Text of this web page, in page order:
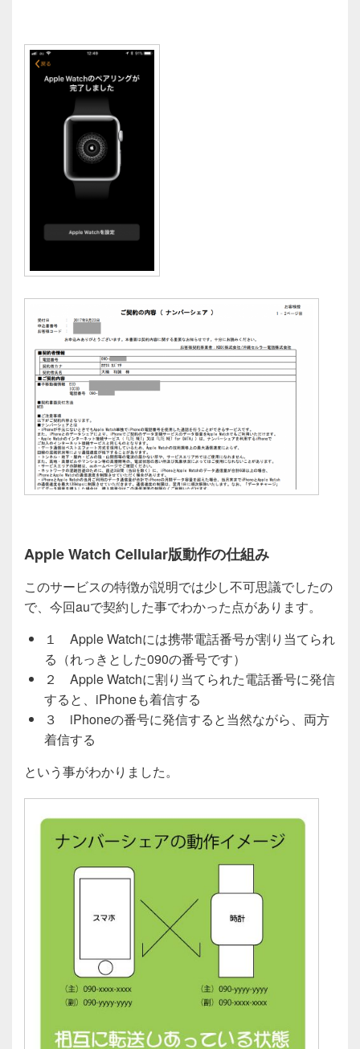
Apple Watch Cellular版動作の仕組み
このサービスの特徴が説明では少し不可思議でしたの
で、今回auで契約した事でわかった点があります。
１ Apple Watchには携帯電話番号が割り当てられ
る（れっきとした090の番号です）
２ Apple Watchに割り当てられた電話番号に発信
すると、iPhoneも着信する
３ iPhoneの番号に発信すると当然ながら、両方
着信する
という事がわかりました。